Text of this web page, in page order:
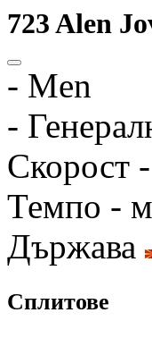
723Alen
- Men
-
Скорост
Темпо -
Държава
Сплитове